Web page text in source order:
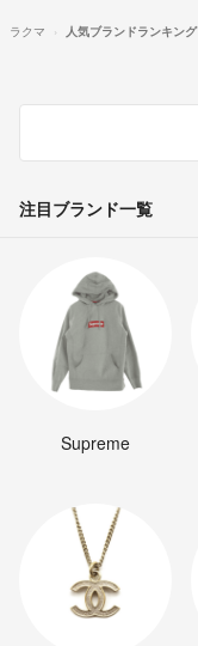
ラクマ 人気ブランドランキング
注目ブランド一覧
Supreme